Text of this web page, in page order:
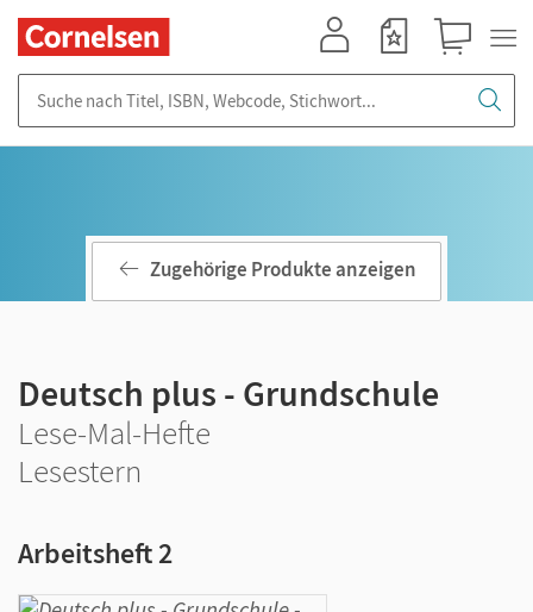
Zugehörige Produkte anzeigen
Deutsch plus - Grundschule
Lese-Mal-Hefte
Lesestern
Arbeitsheft 2